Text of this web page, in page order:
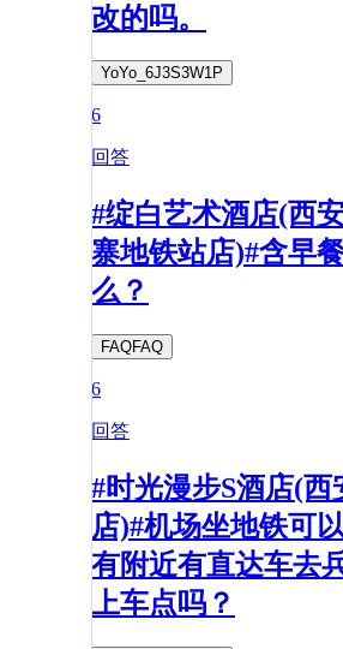
改的吗。
YoYo_6J3S3W1P
6
回答
#绽白艺术酒店(西
寨地铁站店)#含早
么？
FAQFAQ
6
回答
#时光漫步S酒店(
店)#机场坐地铁可
有附近有直达车去
上车点吗？